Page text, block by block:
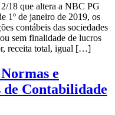
18 que altera a NBC PG
1º de janeiro de 2019, os
contábeis das sociedades
sem finalidade de lucros
receita total, igual […]
e
Contabilidade